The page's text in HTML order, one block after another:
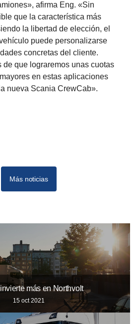
afirma Eng. «Sin
que la característica más
la libertad de elección, el
puede personalizarse
concretas del cliente.
de que lograremos unas cuotas
en estas aplicaciones
nueva Scania CrewCab».
Más noticias
más en Northvolt
15 oct 2021